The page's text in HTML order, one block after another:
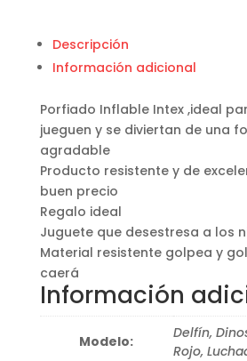
Descripción
Información adicional
Porfiado Inflable Intex ,ideal
jueguen y se diviertan de una
agradable
Producto resistente y de
buen precio
Regalo ideal
Juguete que desestresa a los
Material resistente golpea y
caerá
Información
Modelo:
Delfín,
Rojo,